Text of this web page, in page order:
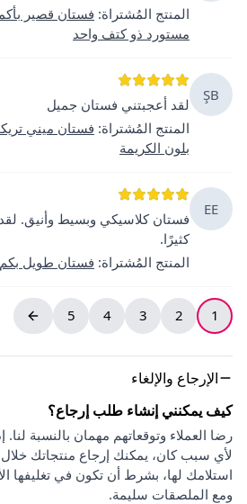
المنتج المُشتراة: فستان قصير
مستورد ذو كتف واحد
ŞB
لقد أعجبتني فستان جميل
المنتج المُشتراة: فستان ميني
بلون الكريمة
EE
فستان كلاسيكي وبسيط وأنيق.
كثيرًا.
المنتج المُشتراة: فستان طويل بكم
1
2
3
4
5
الإرجاع والإلغاء
كيف يمكنني إنشاء طلب إرجاع؟
رضا العملاء وتوقعاتهم مهمان بالنسبة
استلامك لها، بشرط أن تكون في تغليفها
ومع الملصقات سليمة.